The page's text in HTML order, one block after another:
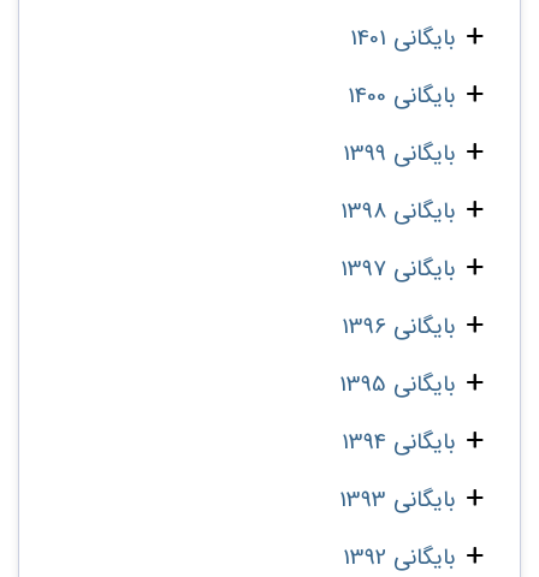
بایگانی 1401
بایگانی 1400
بایگانی 1399
بایگانی 1398
بایگانی 1397
بایگانی 1396
بایگانی 1395
بایگانی 1394
بایگانی 1393
بایگانی 1392